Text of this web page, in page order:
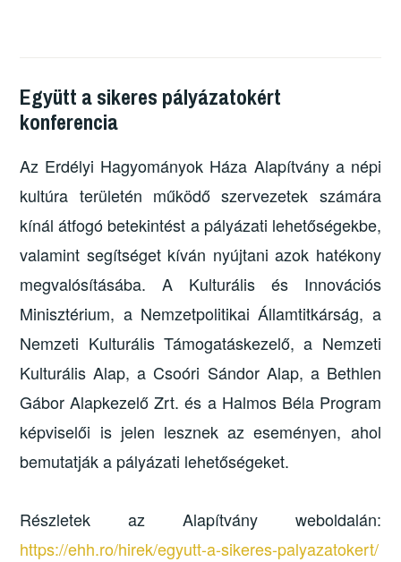
Együtt a sikeres pályázatokért
konferencia
Az Erdélyi Hagyományok Háza Alapítvány a népi
kultúra területén működő szervezetek számára
kínál átfogó betekintést a pályázati lehetőségekbe,
valamint segítséget kíván nyújtani azok hatékony
megvalósításába. A Kulturális és Innovációs
Minisztérium, a Nemzetpolitikai Államtitkárság, a
Nemzeti Kulturális Támogatáskezelő, a Nemzeti
Kulturális Alap, a Csoóri Sándor Alap, a Bethlen
Gábor Alapkezelő Zrt. és a Halmos Béla Program
képviselői is jelen lesznek az eseményen, ahol
bemutatják a pályázati lehetőségeket.
Részletek az Alapítvány weboldalán:
https://ehh.ro/hirek/egyutt-a-sikeres-palyazatokert/